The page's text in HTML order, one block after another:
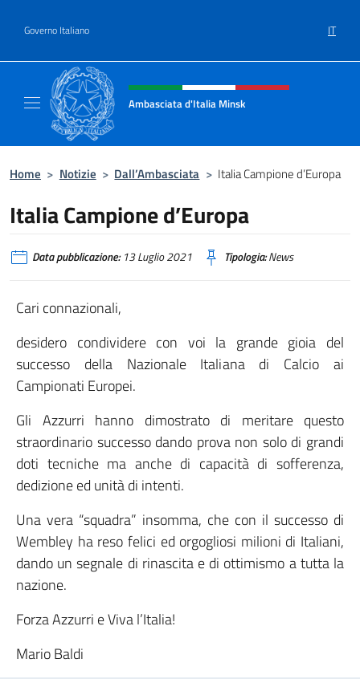
Governo Italiano IT
Intestazione sito, social e menù
Ambasciata d'Italia Minsk
Home > Notizie > Dall’Ambasciata > Italia Campione d’Europa
Italia Campione d’Europa
Data pubblicazione:13 Luglio 2021 Tipologia:News
Cari connazionali,
desidero condividere con voi la grande gioia del
successo della Nazionale Italiana di Calcio ai
Campionati Europei.
Gli Azzurri hanno dimostrato di meritare questo
straordinario successo dando prova non solo di grandi
doti tecniche ma anche di capacità di sofferenza,
dedizione ed unità di intenti.
Una vera “squadra” insomma, che con il successo di
Wembley ha reso felici ed orgogliosi milioni di Italiani,
dando un segnale di rinascita e di ottimismo a tutta la
nazione.
Forza Azzurri e Viva l’Italia!
Mario Baldi